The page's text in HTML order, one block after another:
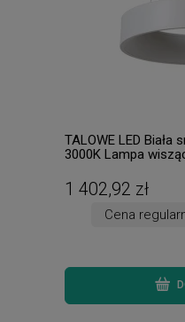
TALOWE LED Biała
3000K Lampa
1 402,92 zł
Cena